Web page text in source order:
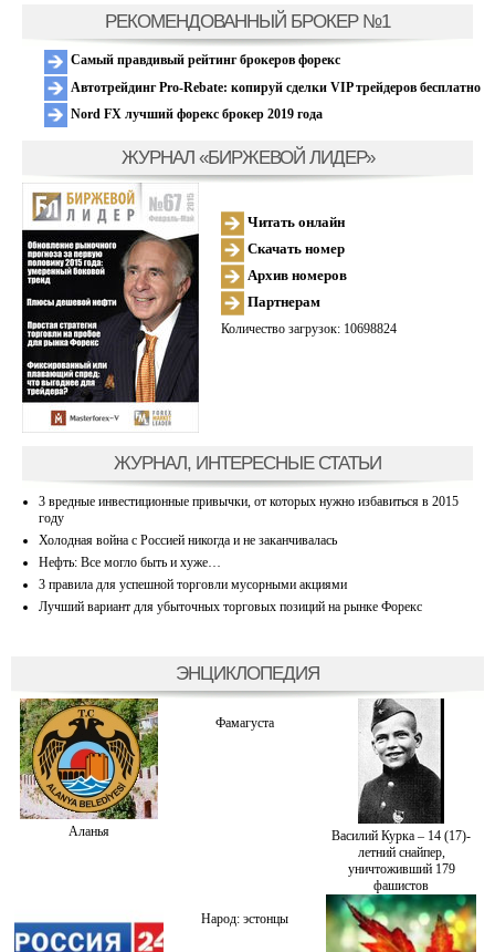
РЕКОМЕНДОВАННЫЙ БРОКЕР №1
Самый правдивый рейтинг брокеров форекс
Автотрейдинг Pro-Rebate: копируй сделки VIP трейдеров бесплатно
Nord FX лучший форекс брокер 2019 года
ЖУРНАЛ «БИРЖЕВОЙ ЛИДЕР»
Читать онлайн
Скачать номер
Архив номеров
Партнерам
Количество загрузок: 10698824
ЖУРНАЛ, ИНТЕРЕСНЫЕ СТАТЬИ
3 вредные инвестиционные привычки, от которых нужно избавиться в 2015
году
Холодная война с Россией никогда и не заканчивалась
Нефть: Все могло быть и хуже…
3 правила для успешной торговли мусорными акциями
Лучший вариант для убыточных торговых позиций на рынке Форекс
ЭНЦИКЛОПЕДИЯ
Аланья
Фамагуста
Василий Курка – 14 (17)-
летний снайпер,
уничтоживший 179
фашистов
Народ: эстонцы